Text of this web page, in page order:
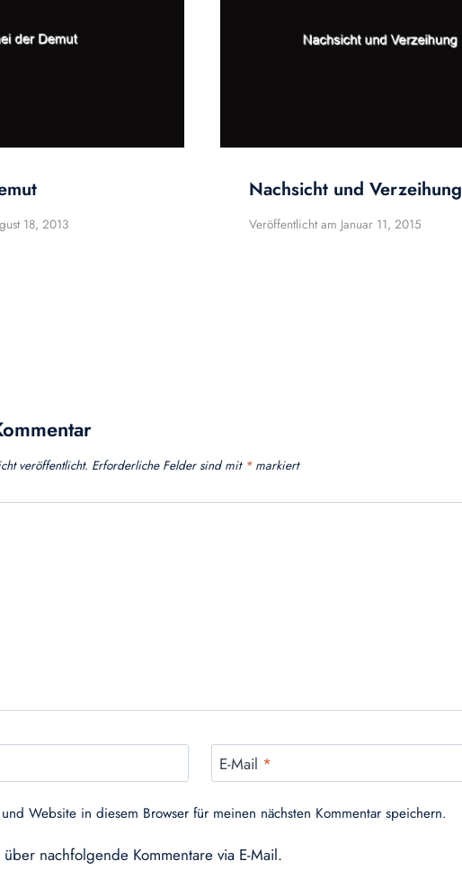
18, 2013
Nachsicht und Verzeihung
Veröffentlicht am Januar 11, 2015
veröffentlicht. Erforderliche Felder sind mit *markiert
E-Mail *
Website in diesem Browser für meinen nächsten Kommentar speichern.
nachfolgende Kommentare via E-Mail.